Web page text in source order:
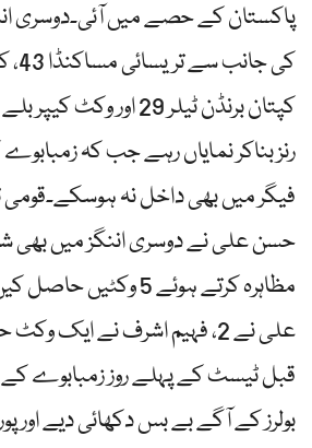
پاکستان کے حصے میں آئی۔دوسری
رنز بناکر نمایاں رہے جب کہ
فیگر میں بھی داخل نہ
حسن علی نے دوسری اننگز میں بھی
مظاہرہ کرتے ہوئے 5
علی نے 2، فہیم اشرف نے
قبل ٹیسٹ کے پہلے روز زمبابوے کے